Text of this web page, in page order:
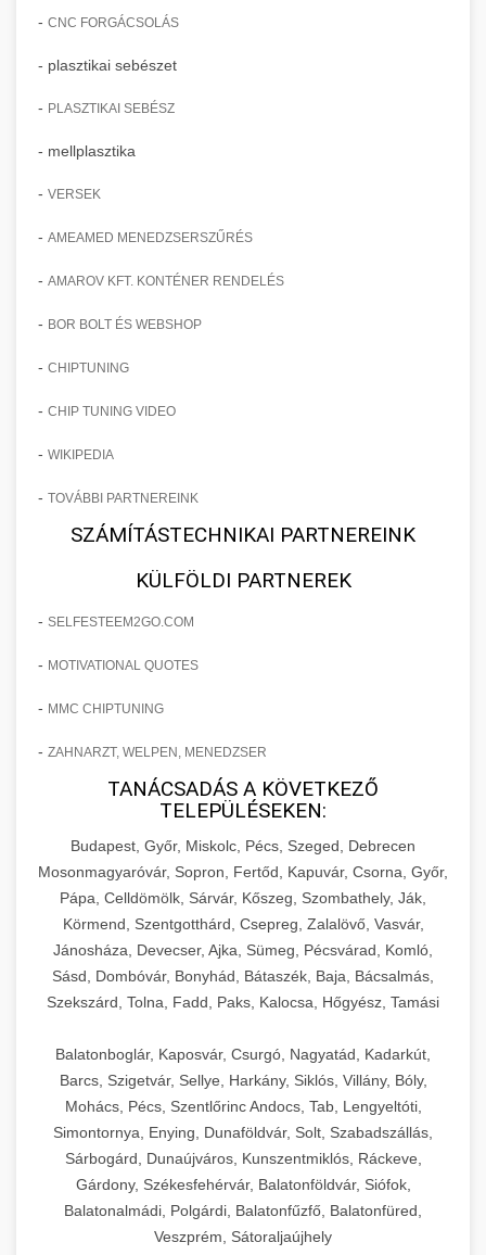
- CNC FORGÁCSOLÁS
- plasztikai sebészet
- PLASZTIKAI SEBÉSZ
- mellplasztika
- VERSEK
- AMEAMED MENEDZSERSZŰRÉS
- AMAROV KFT. KONTÉNER RENDELÉS
- BOR BOLT ÉS WEBSHOP
- CHIPTUNING
- CHIP TUNING VIDEO
- WIKIPEDIA
- TOVÁBBI PARTNEREINK
SZÁMÍTÁSTECHNIKAI PARTNEREINK
KÜLFÖLDI PARTNEREK
- SELFESTEEM2GO.COM
- MOTIVATIONAL QUOTES
- MMC CHIPTUNING
- ZAHNARZT, WELPEN, MENEDZSER
TANÁCSADÁS A KÖVETKEZŐ
TELEPÜLÉSEKEN:
Budapest, Győr, Miskolc, Pécs, Szeged, Debrecen
Mosonmagyaróvár, Sopron, Fertőd, Kapuvár, Csorna, Győr,
Pápa, Celldömölk, Sárvár, Kőszeg, Szombathely, Ják,
Körmend, Szentgotthárd, Csepreg, Zalalövő, Vasvár,
Jánosháza, Devecser, Ajka, Sümeg, Pécsvárad, Komló,
Sásd, Dombóvár, Bonyhád, Bátaszék, Baja, Bácsalmás,
Szekszárd, Tolna, Fadd, Paks, Kalocsa, Hőgyész, Tamási
Balatonboglár, Kaposvár, Csurgó, Nagyatád, Kadarkút,
Barcs, Szigetvár, Sellye, Harkány, Siklós, Villány, Bóly,
Mohács, Pécs, Szentlőrinc Andocs, Tab, Lengyeltóti,
Simontornya, Enying, Dunaföldvár, Solt, Szabadszállás,
Sárbogárd, Dunaújváros, Kunszentmiklós, Ráckeve,
Gárdony, Székesfehérvár, Balatonföldvár, Siófok,
Balatonalmádi, Polgárdi, Balatonfűzfő, Balatonfüred,
Veszprém, Sátoraljaújhely